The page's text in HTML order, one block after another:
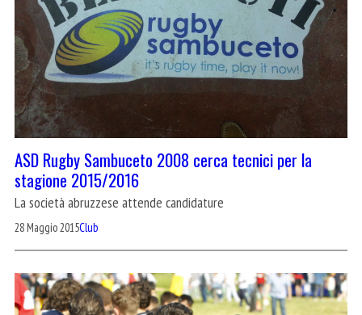
ASD Rugby Sambuceto 2008 cerca tecnici per la
stagione 2015/2016
La società abruzzese attende candidature
28 Maggio 2015Club